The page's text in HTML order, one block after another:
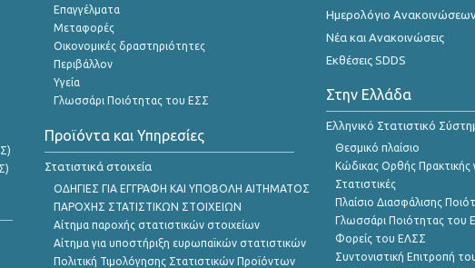
Επαγγέλματα
Μεταφορές
Οικονομικές δραστηριότητες
Περιβάλλον
Υγεία
Γλωσσάρι Ποιότητας του ΕΣΣ
Προϊόντα και Υπηρεσίες
Στατιστικά στοιχεία
ΟΔΗΓΙΕΣ ΓΙΑ ΕΓΓΡΑΦΗ ΚΑΙ ΥΠΟΒΟΛΗ ΑΙΤΗΜΑΤΟΣ
ΠΑΡΟΧΗΣ ΣΤΑΤΙΣΤΙΚΩΝ ΣΤΟΙΧΕΙΩΝ
Αίτημα παροχής στατιστικών στοιχείων
Αίτημα για υποστήριξη ευρωπαϊκών στατιστικών
Πολιτική Τιμολόγησης Στατιστικών Προϊόντων
Ημερολόγιο
Νέα και Ανακοινώσεις
Εκθέσεις SDDS
Στην Ελλάδα
Ελληνικό Στατιστικό
Θεσμικό πλαίσιο
Κώδικας Ορθής Πρακτικής
Στατιστικές
Πλαίσιο Διασφάλισης
Γλωσσάρι Ποιότητας του
Φορείς του ΕΛΣΣ
Συντονιστική Επιτροπή